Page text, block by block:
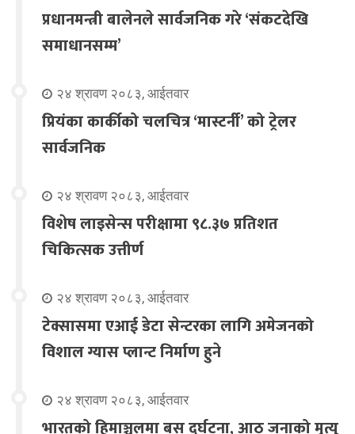
प्रधानमन्त्री बालेनले सार्वजनिक गरे ‘संकटदेखि
समाधानसम्म’
२४ श्रावण २०८३, आईतवार
प्रियंका कार्कीको चलचित्र ‘मास्टर्नी’ को ट्रेलर
सार्वजनिक
२४ श्रावण २०८३, आईतवार
विशेष लाइसेन्स परीक्षामा ९८.३७ प्रतिशत
चिकित्सक उत्तीर्ण
२४ श्रावण २०८३, आईतवार
टेक्सासमा एआई डेटा सेन्टरका लागि अमेजनको
विशाल ग्यास प्लान्ट निर्माण हुने
२४ श्रावण २०८३, आईतवार
भारतको हिमाञ्चलमा बस दुर्घटना, आठ जनाको मृत्यु